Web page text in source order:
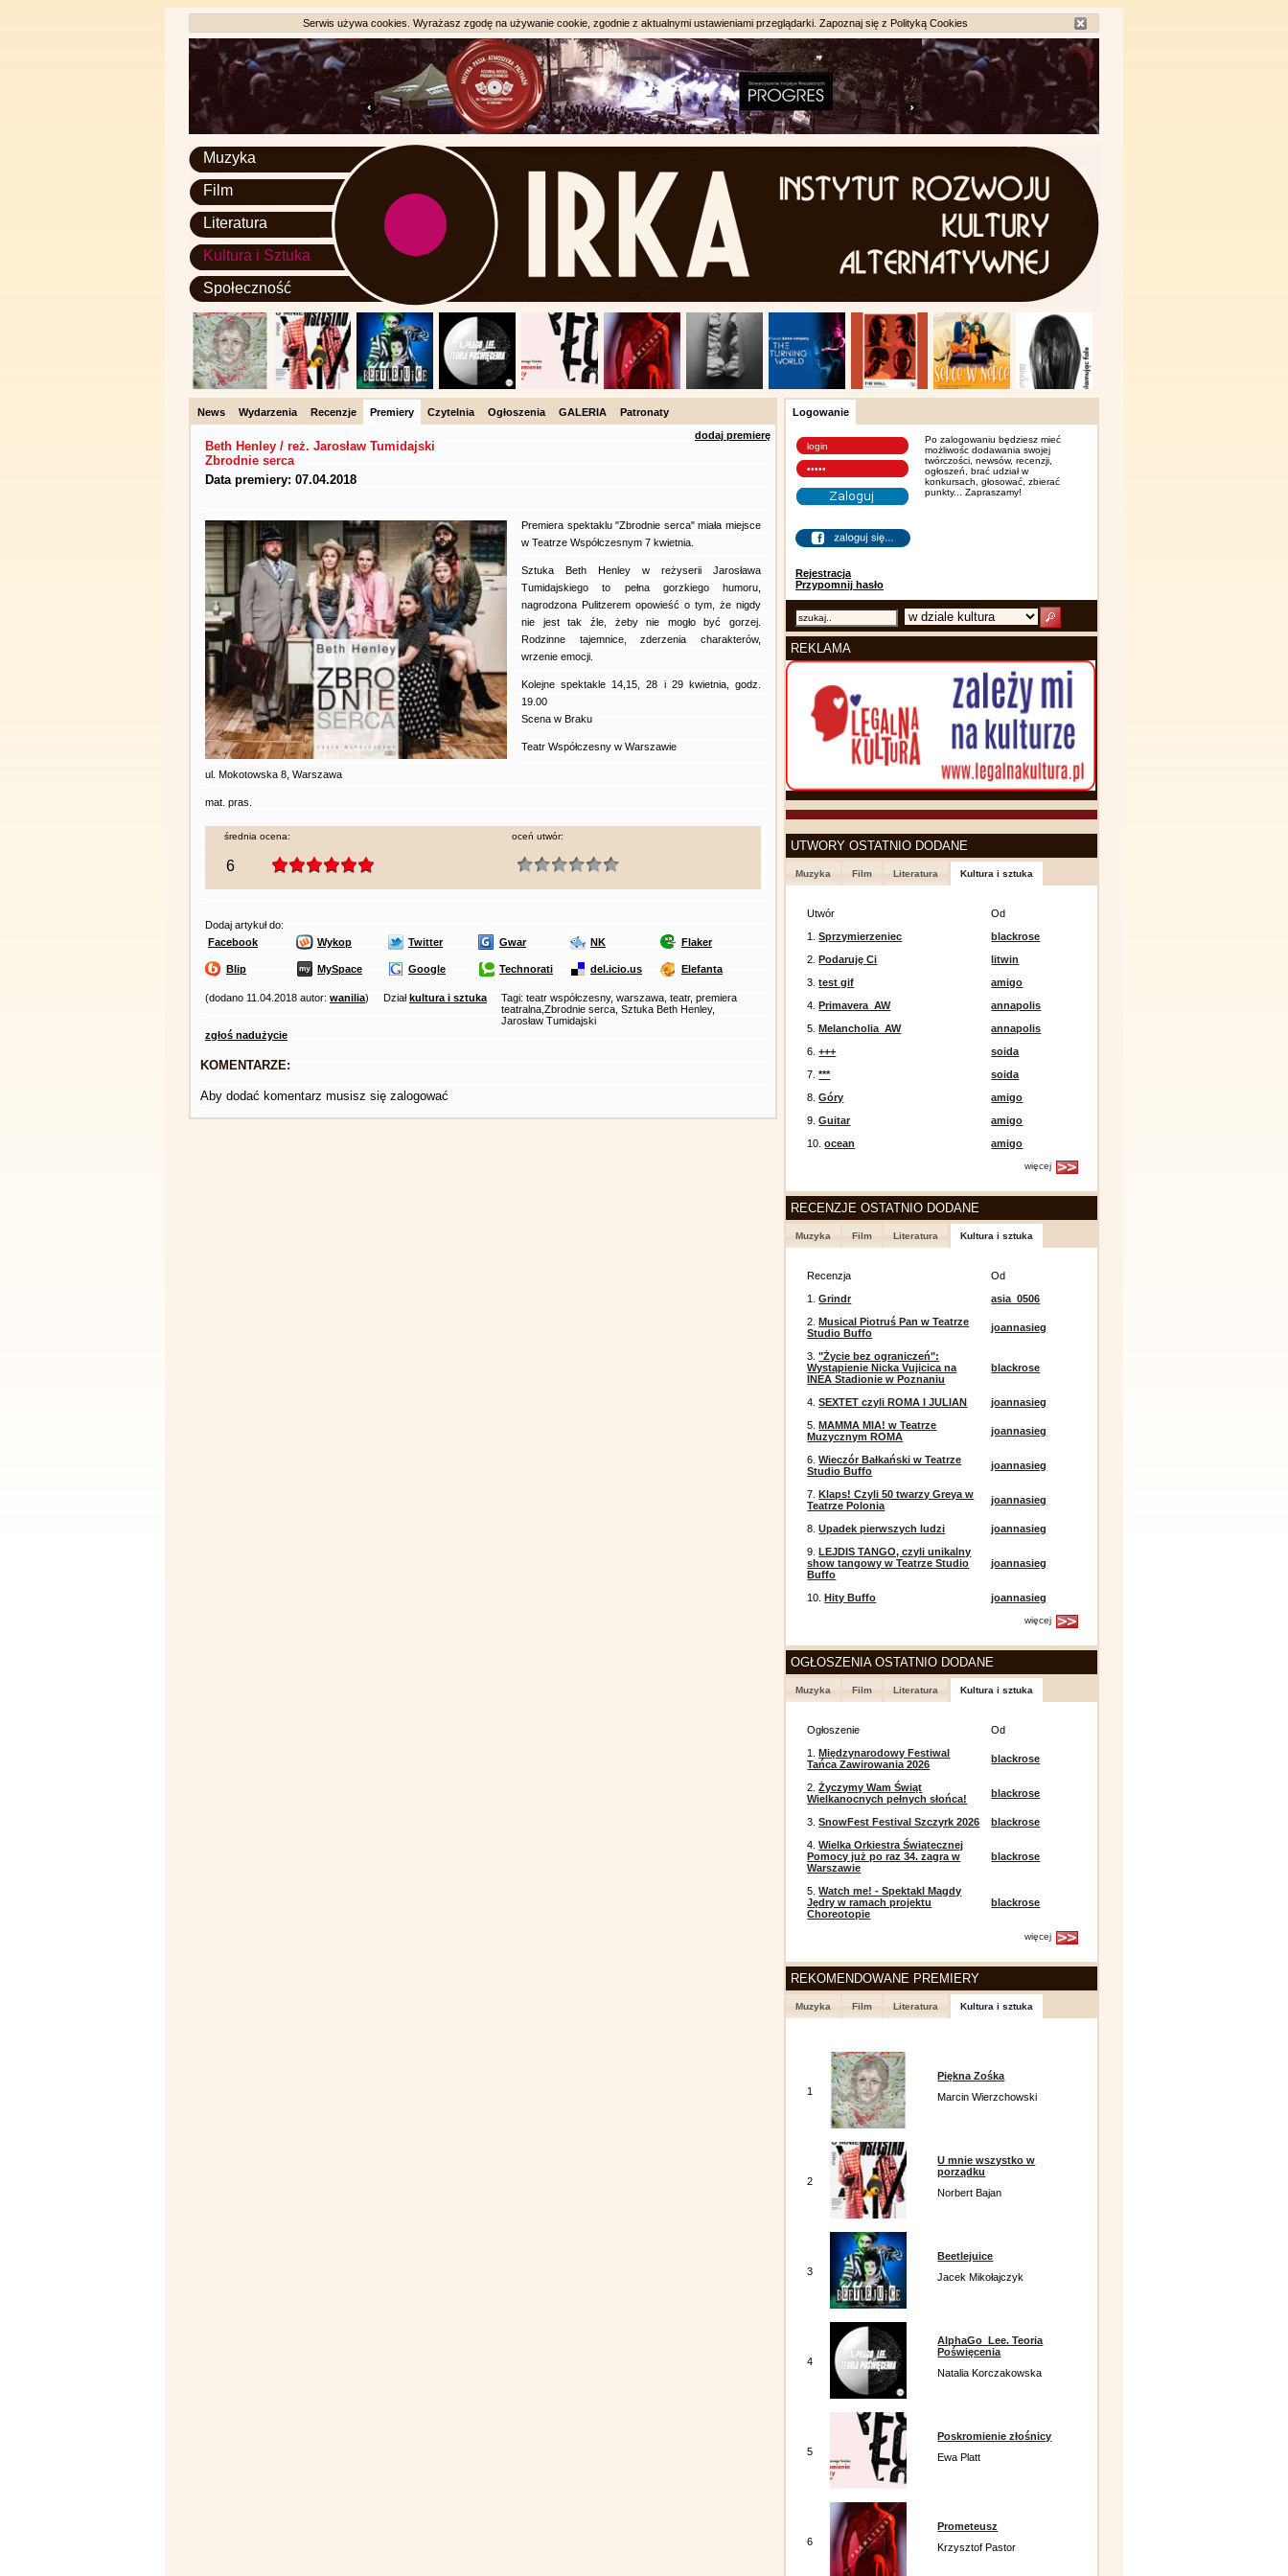
Serwis używa cookies. Wyrażasz zgodę na używanie cookie, zgodnie z aktualnymi ustawieniami przeglądarki. Zapoznaj się z Polityką Cookies
Muzyka
Film
Literatura
Kultura i Sztuka
Społeczność
News Wydarzenia Recenzje Premiery Czytelnia Ogłoszenia GALERIA
Patronaty
dodaj premierę
Beth Henley / reż. Jarosław Tumidajski
Zbrodnie serca
Data premiery: 07.04.2018
Premiera spektaklu "Zbrodnie serca" miała miejsce
w Teatrze Współczesnym 7 kwietnia.
Sztuka Beth Henley w reżyserii Jarosława
Tumidajskiego to pełna gorzkiego humoru,
nagrodzona Pulitzerem opowieść o tym, że nigdy
nie jest tak źle, żeby nie mogło być gorzej.
Rodzinne tajemnice, zderzenia charakterów,
wrzenie emocji.
Kolejne spektakle 14,15, 28 i 29 kwietnia, godz.
19.00
Scena w Braku
Teatr Współczesny w Warszawie
ul. Mokotowska 8, Warszawa
mat. pras.
średnia ocena:
6
oceń utwór:
Dodaj artykuł do:
Facebook
Wykop Twitter Gwar NK Flaker
Blip MySpace Google Technorati del.icio.us Elefanta
(dodano 11.04.2018 autor: wanilia) Działkultura i sztuka
Tagi: teatr współczesny, warszawa, teatr, premiera
teatralna,Zbrodnie serca, Sztuka Beth Henley,
Jarosław Tumidajski
zgłoś nadużycie
KOMENTARZE:
Aby dodać komentarz musisz się zalogować
Logowanie
Rejestracja
Przypomnij hasło
Po zalogowaniu będziesz mieć
możliwośc dodawania swojej
twórczości, newsów, recenzji,
ogłoszeń, brać udział w
konkursach, głosować, zbierać
punkty... Zapraszamy!
REKLAMA
UTWORY OSTATNIO DODANE
Muzyka Film Literatura Kultura i sztuka
Utwór
Od
1.Sprzymierzeniec
blackrose
2.Podaruję Ci
litwin
3.test gif
amigo
4.Primavera_AW
annapolis
5.Melancholia_AW
annapolis
6.+++
soida
7.***
soida
8.Góry
amigo
9.Guitar
amigo
10.ocean amigo
więcej
RECENZJE OSTATNIO DODANE
Muzyka Film Literatura Kultura i sztuka
Recenzja
Od
1.Grindr
asia_0506
2.Musical Piotruś Pan w Teatrze
Studio Buffo
joannasieg
3."Życie bez ograniczeń":
Wystąpienie Nicka Vujicica na
INEA Stadionie w Poznaniu
blackrose
4.SEXTET czyli ROMA I JULIAN
joannasieg
5.MAMMA MIA! w Teatrze
Muzycznym ROMA
joannasieg
6.Wieczór Bałkański w Teatrze
Studio Buffo
joannasieg
7.Klaps! Czyli 50 twarzy Greya w
Teatrze Polonia
joannasieg
8.Upadek pierwszych ludzi
joannasieg
9.LEJDIS TANGO, czyli unikalny
show tangowy w Teatrze Studio
Buffo
joannasieg
10.Hity Buffo joannasieg
więcej
OGŁOSZENIA OSTATNIO DODANE
Muzyka Film Literatura Kultura i sztuka
Ogłoszenie
Od
1.Międzynarodowy Festiwal
Tańca Zawirowania 2026
blackrose
2.Życzymy Wam Świąt
Wielkanocnych pełnych słońca!
blackrose
3.SnowFest Festival Szczyrk 2026
blackrose
4.Wielka Orkiestra Świątecznej
Pomocy już po raz 34. zagra w
Warszawie
blackrose
5.Watch me! - Spektakl Magdy
Jędry w ramach projektu
Choreotopie
blackrose
więcej
REKOMENDOWANE PREMIERY
Muzyka Film Literatura Kultura i sztuka
1
Piękna Zośka
Marcin Wierzchowski
2
U mnie wszystko w
porządku
Norbert Bajan
3
Beetlejuice
Jacek Mikołajczyk
4
AlphaGo_Lee. Teoria
Poświęcenia
Natalia Korczakowska
5
Poskromienie złośnicy
Ewa Platt
6
Prometeusz
Krzysztof Pastor